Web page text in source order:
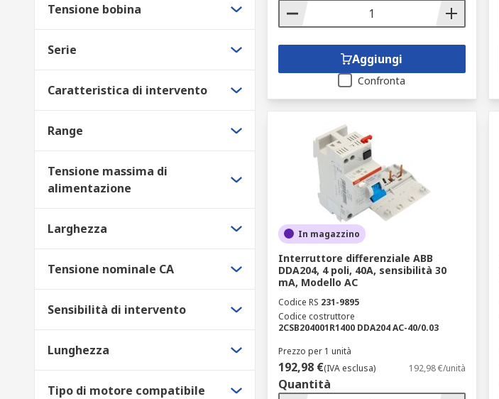
Tensione bobina
Serie
Caratteristica di intervento
Range
Tensione massima di
alimentazione
Larghezza
Tensione nominale CA
Sensibilità di intervento
Lunghezza
Tipo di motore compatibile
Aggiungi
Confronta
In magazzino
Interruttore differenziale ABB
DDA204, 4 poli, 40A, sensibilità 30
mA, Modello AC
Codice RS 231-9895
Codice costruttore
2CSB204001R1400 DDA204 AC-40/0.03
Prezzo per 1 unità
192,98 €(IVA esclusa) 192,98 €/unità
Quantità